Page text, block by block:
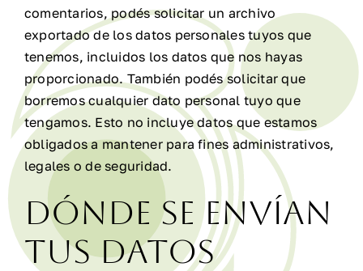
comentarios, podés solicitar un archivo
exportado de los datos personales tuyos que
tenemos, incluidos los datos que nos hayas
proporcionado. También podés solicitar que
borremos cualquier dato personal tuyo que
tengamos. Esto no incluye datos que estamos
obligados a mantener para fines administrativos,
legales o de seguridad.
Dónde se envían
tus datos